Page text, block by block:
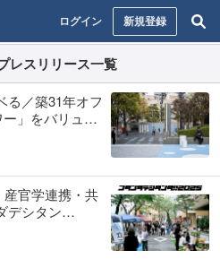
ログイン 新規登録
レスリリース一覧
る／築31年オフ
」をバリュー
官学連携・共
デシタン